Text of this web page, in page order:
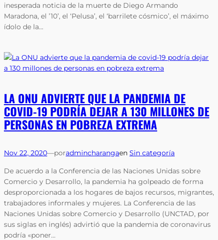
inesperada noticia de la muerte de Diego Armando
Maradona, el ’10’, el ‘Pelusa’, el ‘barrilete cósmico’, el máximo
ídolo de la…
LA ONU ADVIERTE QUE LA PANDEMIA DE
COVID-19 PODRÍA DEJAR A 130 MILLONES DE
PERSONAS EN POBREZA EXTREMA
Nov 22, 2020—poradmincharangaen Sin categoría
De acuerdo a la Conferencia de las Naciones Unidas sobre
Comercio y Desarrollo, la pandemia ha golpeado de forma
desproporcionada a los hogares de bajos recursos, migrantes,
trabajadores informales y mujeres. La Conferencia de las
Naciones Unidas sobre Comercio y Desarrollo (UNCTAD, por
sus siglas en inglés) advirtió que la pandemia de coronavirus
podría «poner…